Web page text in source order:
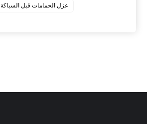
عزل الحمامات قبل السباكة